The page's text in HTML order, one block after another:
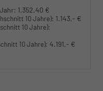
1.352,40 €
10 Jahre): 1.143,- €
10 Jahre):
10 Jahre): 4.191,- €